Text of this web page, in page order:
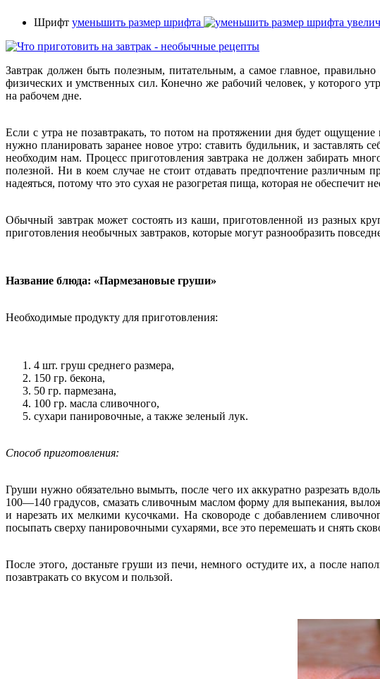
Шрифт уменьшить размер шрифта
Завтрак должен быть полезным, питательным, а самое главное,
физических и умственных сил. Конечно же рабочий человек, у которого
на рабочем дне.
Если с утра не позавтракать, то потом на протяжении дня будет
нужно планировать заранее новое утро: ставить будильник, и заставлять
необходим нам. Процесс приготовления завтрака не должен забирать
полезной. Ни в коем случае не стоит отдавать предпочтение
надеяться, потому что это сухая не разогретая пища, которая не обеспечит
Обычный завтрак может состоять из каши, приготовленной из разных
приготовления необычных завтраков, которые могут разнообразить
Название блюда: «Пармезановые груши»
Необходимые продукту для приготовления:
4 шт. груш среднего размера,
150 гр. бекона,
50 гр. пармезана,
100 гр. масла сливочного,
сухари панировочные, а также зеленый лук.
Способ приготовления:
Груши нужно обязательно вымыть, после чего их аккуратно разрезать
100—140 градусов, смазать сливочным маслом форму для выпекания,
и нарезать их мелкими кусочками. На сковороде с добавлением
посыпать сверху панировочными сухарями, все это перемешать и снять
После этого, достаньте груши из печи, немного остудите их, а после
позавтракать со вкусом и пользой.